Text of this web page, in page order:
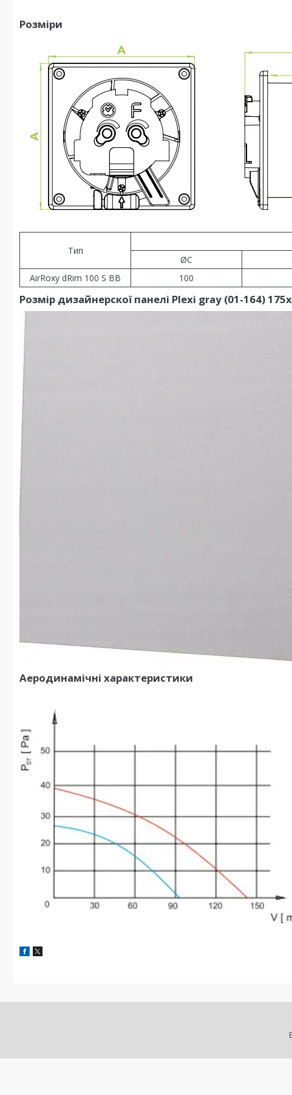
Розміри
Тип
ØC
AirRoxy dRim 100 S BB
100
Розмір дизайнерскої панелі Plexi gray (01-164)
Аеродинамічні характеристики